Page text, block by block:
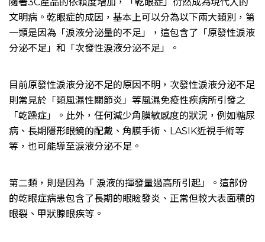
文明病。乾眼症的成因，基本上可以分為以下兩大類別，第
一類是因為「淚液分泌量的不足」，這包含了「原發性淚液
分泌不足」和「次發性淚液分泌不足」。
目前原發性淚液分泌不足的原因不明，次發性淚液分泌不足
則常見於「類風濕性關節炎」等風濕免疫性疾病所引發之
「乾躁症」。此外，任何減少角膜敏感度的狀況，例如糖尿
病、長期隱形眼鏡的配戴、角膜手術、LASIK近視手術等
等，也可能導至淚液分泌不足。
第二類，則是因為「 淚液的揮發量過高所引起」。這部份
的乾眼症病患包含了長期的眼瞼發炎、正常但較大表面積的
眼裂、甲狀腺眼疾等。